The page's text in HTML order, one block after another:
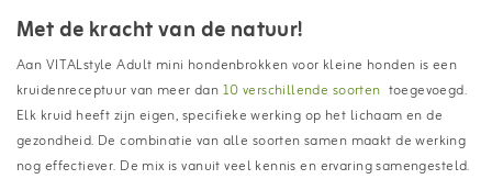
Met de kracht van de natuur!
Aan VITALstyle Adult mini hondenbrokken voor kleine honden is een
kruidenreceptuur van meer dan10 verschillende soorten toegevoegd.
Elk kruid heeft zijn eigen, specifieke werking op het lichaam en de
gezondheid. De combinatie van alle soorten samen maakt de werking
nog effectiever. De mix is vanuit veel kennis en ervaring samengesteld.